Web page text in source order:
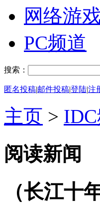
网络游戏
PC频道
搜索：
匿名投稿|邮件投稿|登陆|注
主页 >
阅读新闻
（长江十